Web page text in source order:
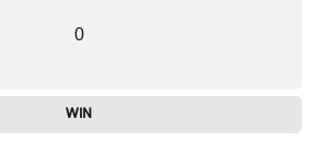
0
WIN